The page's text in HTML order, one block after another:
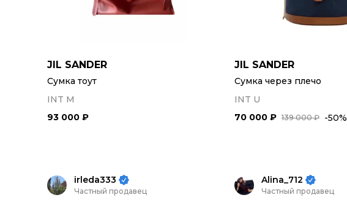
JIL SANDER
Сумка тоут
INT M
93 000 ₽
JIL SANDER
Сумка через плечо
INT U
139 000 ₽
70 000 ₽ -50%
irleda333
Частный продавец
Alina_712
Частный продавец